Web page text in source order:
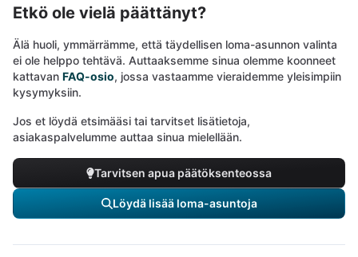
Etkö ole vielä päättänyt?
Älä huoli, ymmärrämme, että täydellisen loma-asunnon valinta
ei ole helppo tehtävä. Auttaaksemme sinua olemme koonneet
kattavan FAQ-osio, jossa vastaamme vieraidemme yleisimpiin
kysymyksiin.
Jos et löydä etsimääsi tai tarvitset lisätietoja,
asiakaspalvelumme auttaa sinua mielellään.
Tarvitsen apua päätöksenteossa
Löydä lisää loma-asuntoja